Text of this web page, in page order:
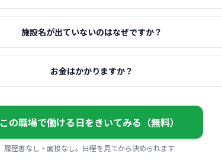
施設名が出ていないのはなぜですか？
お金はかかりますか？
この職場で働ける日をきいてみる（無料）
履歴書なし・面接なし。日程を見てから決められます